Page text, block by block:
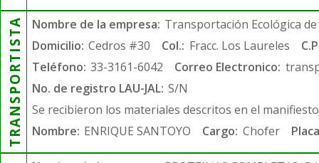
TRANSPORTISTA Nombre de la empresa: Transportación Ecológica de
Domicilio: Cedros #30 Col.: Fracc. Los Laureles
Teléfono: 33-3161-6042 Correo Electronico:
No. de registro LAU-JAL: S/N
Se recibieron los materiales descritos en el
Nombre: ENRIQUE SANTOYO Cargo: Chofer